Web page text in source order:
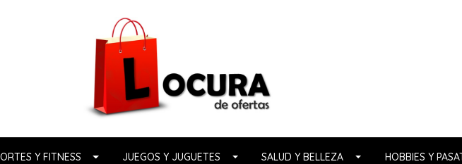
Y FITNESS JUEGOS Y JUGUETES SALUD Y BELLEZA HOBBIES Y